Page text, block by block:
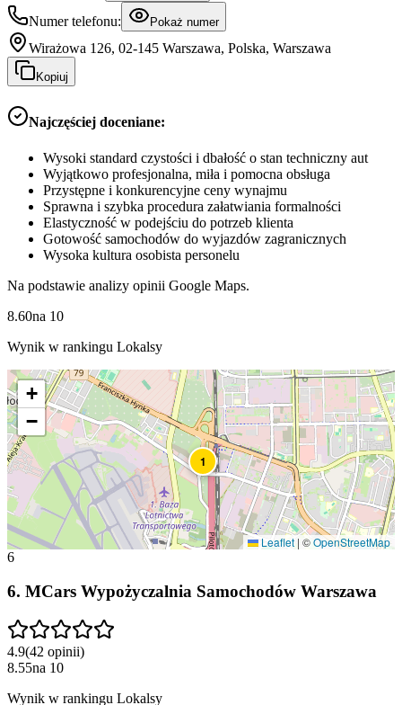
Numer telefonu: Pokaż numer
Wirażowa 126, 02-145 Warszawa, Polska, Warszawa
Kopiuj
Najczęściej doceniane:
Wysoki standard czystości i dbałość o stan techniczny aut
Wyjątkowo profesjonalna, miła i pomocna obsługa
Przystępne i konkurencyjne ceny wynajmu
Sprawna i szybka procedura załatwiania formalności
Elastyczność w podejściu do potrzeb klienta
Gotowość samochodów do wyjazdów zagranicznych
Wysoka kultura osobista personelu
Na podstawie analizy opinii Google Maps.
8.60na 10
Wynik w rankingu Lokalsy
1
+
−
Leaflet | ©OpenStreetMap
6
6. MCars Wypożyczalnia Samochodów Warszawa
4.9(42 opinii)
8.55na 10
Wynik w rankingu Lokalsy